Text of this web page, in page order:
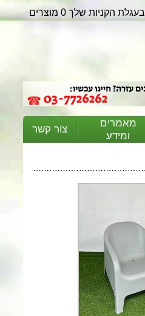
בעגלת הקניות שלך 0 מוצרים
מאמרים
ומידע
צור קשר